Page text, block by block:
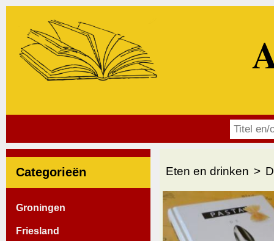
Categorieën
Groningen
Friesland
Eten en drinken